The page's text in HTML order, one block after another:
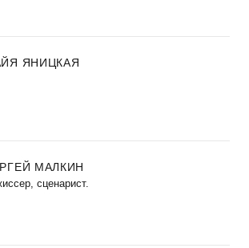
ЯНИЦКАЯ
МАЛКИН
сценарист.